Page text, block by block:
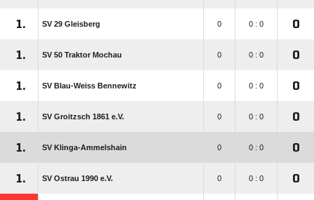
1. SV 29 Gleisberg 0 0 : 0 0
1. SV 50 Traktor Mochau 0 0 : 0 0
1. SV Blau-Weiss Bennewitz 0 0 : 0 0
1. SV Groitzsch 1861 e.V. 0 0 : 0 0
1. SV Klinga-Ammelshain 0 0 : 0 0
1. SV Ostrau 1990 e.V. 0 0 : 0 0